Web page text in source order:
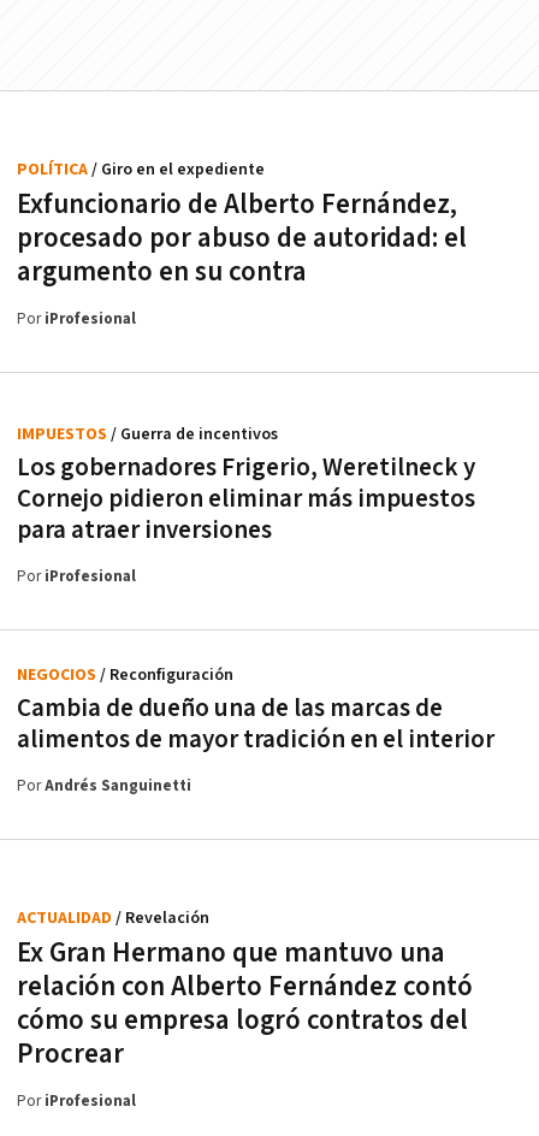
Exfuncionario de Alberto Fernández,
procesado por abuso de autoridad: el
argumento en su contra
POLÍTICA/ Giro en el expediente
PoriProfesional
Los gobernadores Frigerio, Weretilneck y
Cornejo pidieron eliminar más impuestos
para atraer inversiones
IMPUESTOS / Guerra de incentivos
PoriProfesional
Cambia de dueño una de las marcas de
alimentos de mayor tradición en el interior
NEGOCIOS / Reconfiguración
PorAndrés Sanguinetti
Ex Gran Hermano que mantuvo una
relación con Alberto Fernández contó
cómo su empresa logró contratos del
Procrear
ACTUALIDAD / Revelación
PoriProfesional